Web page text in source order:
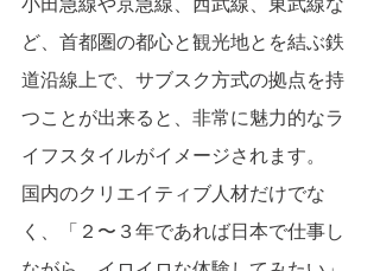
小田急線や京急線、西武線、東武線な
ど、首都圏の都心と観光地とを結ぶ鉄
道沿線上で、サブスク方式の拠点を持
つことが出来ると、非常に魅力的なラ
イフスタイルがイメージされます。
国内のクリエイティブ人材だけでな
く、「２〜３年であれば日本で仕事し